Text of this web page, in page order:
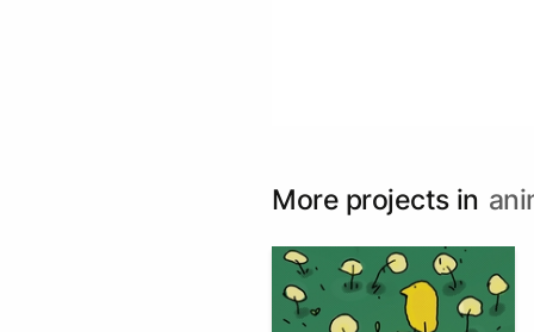
More projects in